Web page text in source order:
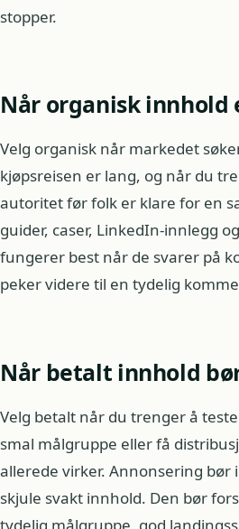
stopper.
Når organisk
Velg organisk når markedet
kjøpsreisen er lang, og når du
autoritet før folk er klare for en
guider, caser, LinkedIn-innlegg
fungerer best når de svarer på
peker videre til en tydelig
Når betalt innhold
Velg betalt når du trenger å
smal målgruppe eller få
allerede virker. Annonsering bør
skjule svakt innhold. Den bør
tydelig målgruppe, god